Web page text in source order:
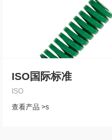
ISO国际标准
ISO
查看产品 >s